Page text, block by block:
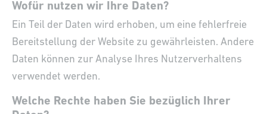
Wofür nutzen wir Ihre Daten?
Ein Teil der Daten wird erhoben, um eine fehlerfreie
Bereitstellung der Website zu gewährleisten. Andere
Daten können zur Analyse Ihres Nutzerverhaltens
verwendet werden.
Welche Rechte haben Sie bezüglich Ihrer